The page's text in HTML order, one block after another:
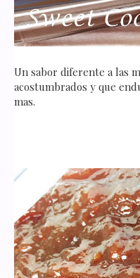
Un sabor diferente a las
acostumbrados y que
mas.